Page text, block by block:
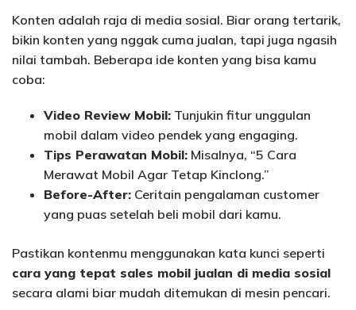
Konten adalah raja di media sosial. Biar orang tertarik,
bikin konten yang nggak cuma jualan, tapi juga ngasih
nilai tambah. Beberapa ide konten yang bisa kamu
coba:
Video Review Mobil: Tunjukin fitur unggulan
mobil dalam video pendek yang engaging.
Tips Perawatan Mobil: Misalnya, “5 Cara
Merawat Mobil Agar Tetap Kinclong.”
Before-After: Ceritain pengalaman customer
yang puas setelah beli mobil dari kamu.
Pastikan kontenmu menggunakan kata kunci seperti
cara yang tepat sales mobil jualan di media sosial
secara alami biar mudah ditemukan di mesin pencari.